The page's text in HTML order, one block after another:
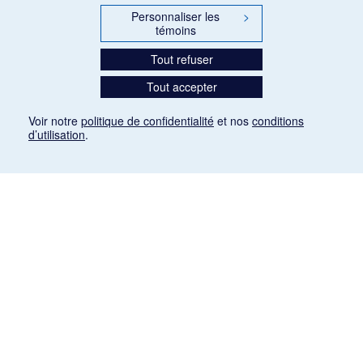
Personnaliser les
témoins
>
Tout refuser
Tout accepter
Voir notre politique de confidentialité et nos conditions
d’utilisation.